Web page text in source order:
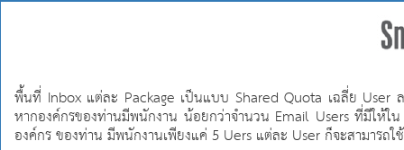
พื้นที่ Inbox แต่ละ Package เป็นแบบ Shared Quota เฉลี่ย User
หากองค์กรของท่านมีพนักงาน น้อยกว่าจำนวน Email Users ที่มีให้
องค์กร ของท่าน มีพนักงานเพียงแค่ 5 Uers แต่ละ User ก็จะสามารถ